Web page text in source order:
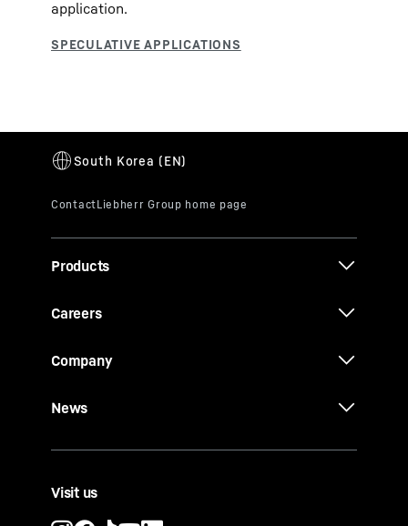
application.
Products
Careers
Company
News
Visit us